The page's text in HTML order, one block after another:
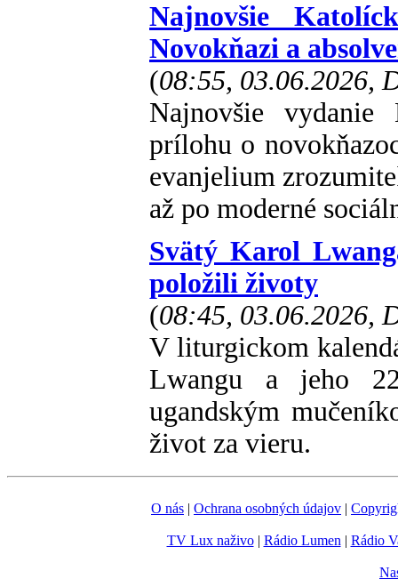
Najnovšie
Novokňazi a
(08:55, 03.06.2026,
Najnovšie vydanie
prílohu o
evanjelium
až po moderné
Svätý Karol
položili životy
(08:45, 03.06.2026,
V liturgickom
Lwangu a jeho
ugandským
život za vieru.
O nás | Ochrana osobných údajov |
TV Lux naživo| Rádio Lumen | Rádio